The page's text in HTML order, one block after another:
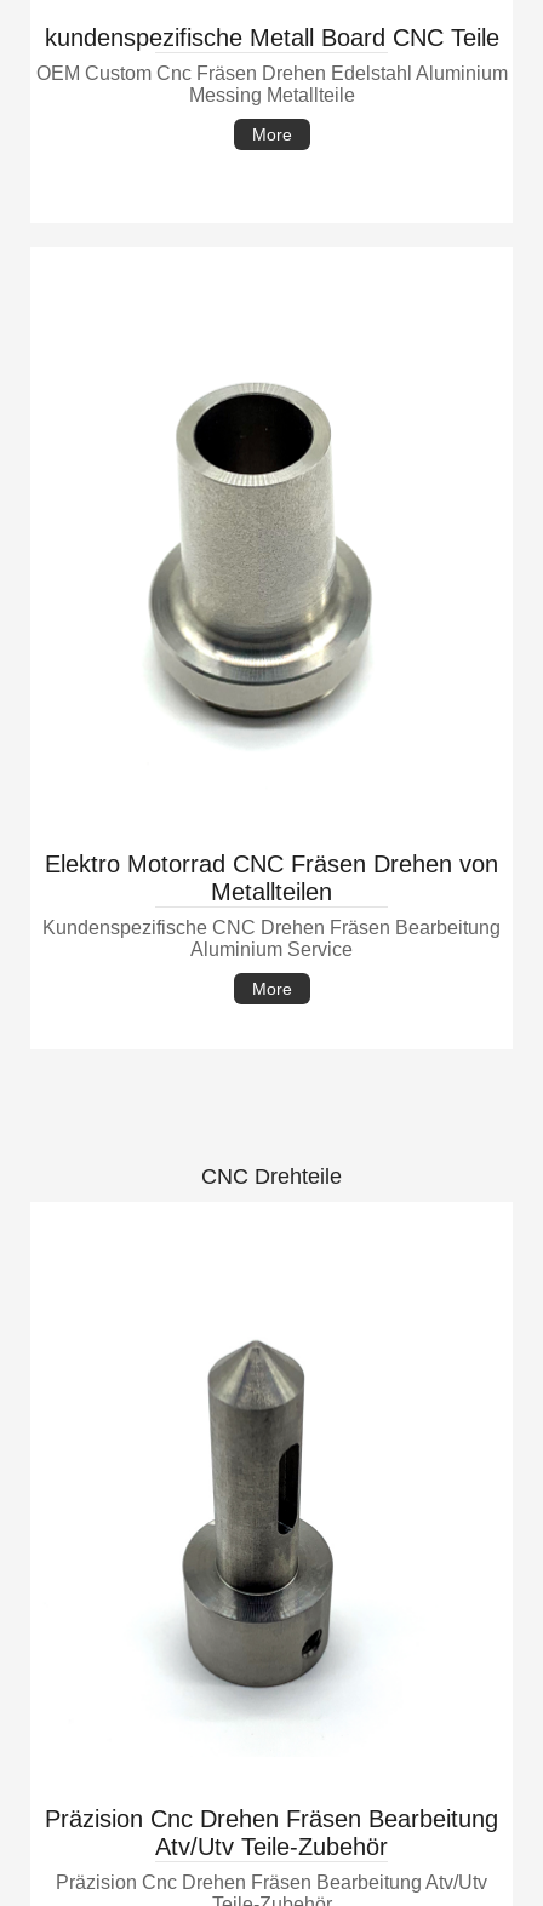
kundenspezifische Metall Board CNC Teile
OEM Custom Cnc Fräsen Drehen Edelstahl Aluminium
Messing Metallteile
More
Elektro Motorrad CNC Fräsen Drehen von
Metallteilen
Kundenspezifische CNC Drehen Fräsen Bearbeitung
Aluminium Service
More
CNC Drehteile
Präzision Cnc Drehen Fräsen Bearbeitung
Atv/Utv Teile-Zubehör
Präzision Cnc Drehen Fräsen Bearbeitung Atv/Utv